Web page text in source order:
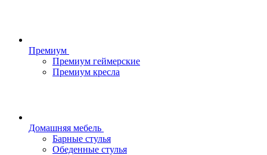
Премиум
Премиум геймерские
Премиум кресла
Домашняя мебель
Барные стулья
Обеденные стулья